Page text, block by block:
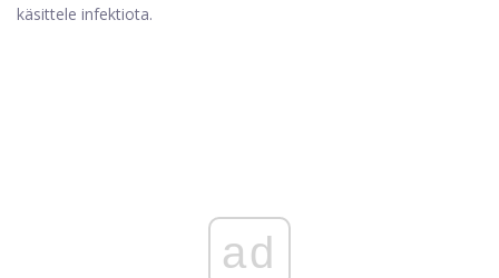
käsittele infektiota.
ad